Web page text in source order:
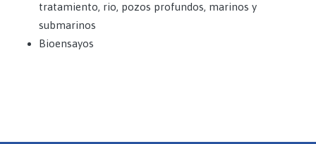
tratamiento, rio, pozos profundos, marinos y
submarinos
Bioensayos